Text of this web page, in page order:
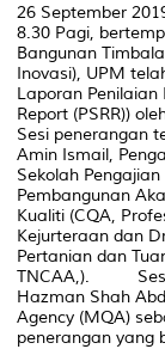
26 September
8.30 Pagi,
Bangunan
Inovasi), UPM
Laporan Penilaian
Report (PSRR))
Sesi penerangan
Amin Ismail,
Sekolah
Pembangunan
Kualiti (CQA,
Kejurteraan dan
Pertanian dan
TNCAA,). Sesi
Hazman Shah
Agency (MQA)
penerangan yang